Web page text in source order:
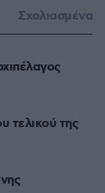
Σχολιασμένα
τελικού της